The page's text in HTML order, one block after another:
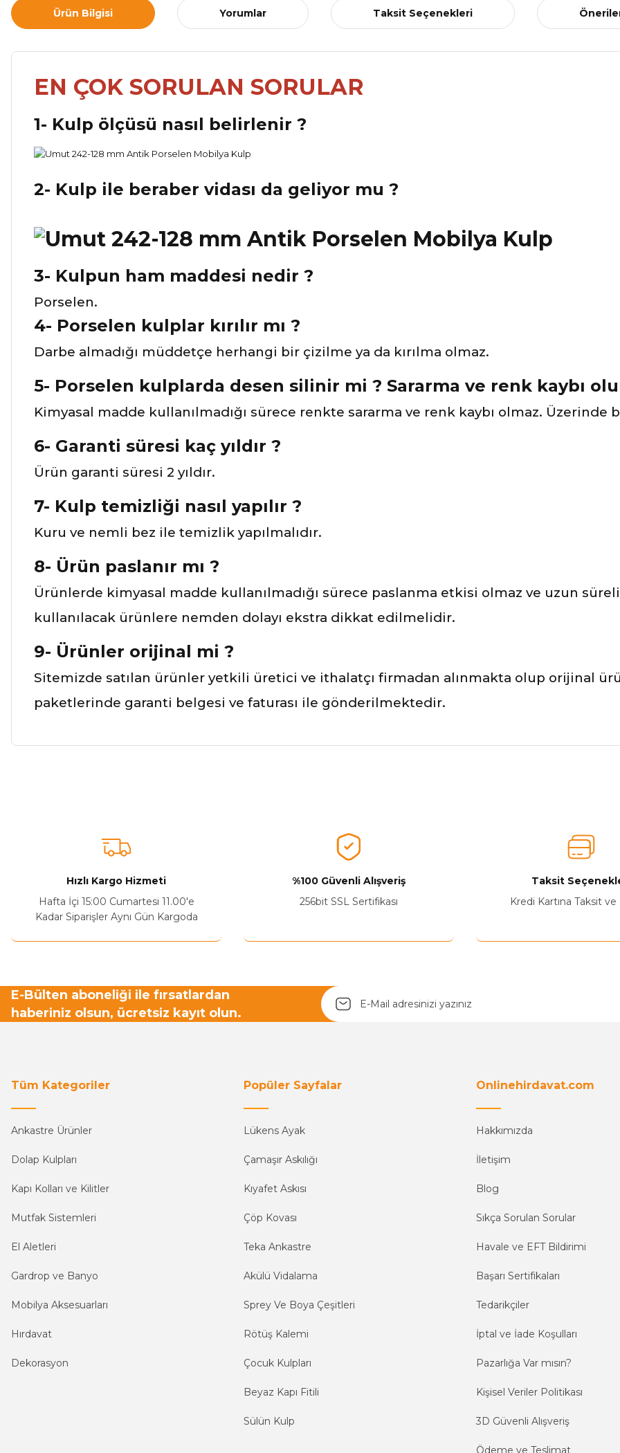
Ürün Bilgisi Yorumlar Taksit Seçenekleri
EN ÇOK SORULAN SORULAR
1- Kulp ölçüsü nasıl belirlenir ?
2- Kulp ile beraber vidası da geliyor mu ?
3- Kulpun ham maddesi nedir ?
Porselen.
4- Porselen kulplar kırılır mı ?
Darbe almadığı müddetçe herhangi bir çizilme ya da kırılma olmaz.
5- Porselen kulplarda desen silinir mi ? Sararma ve renk kaybı
Kimyasal madde kullanılmadığı sürece renkte sararma ve renk kaybı olmaz.
6- Garanti süresi kaç yıldır ?
Ürün garanti süresi 2 yıldır.
7- Kulp temizliği nasıl yapılır ?
Kuru ve nemli bez ile temizlik yapılmalıdır.
8- Ürün paslanır mı ?
Ürünlerde kimyasal madde kullanılmadığı sürece paslanma etkisi olmaz ve uzun
kullanılacak ürünlere nemden dolayı ekstra dikkat edilmelidir.
9- Ürünler orijinal mi ?
Sitemizde satılan ürünler yetkili üretici ve ithalatçı firmadan alınmakta olup orijinal
paketlerinde garanti belgesi ve faturası ile gönderilmektedir.
Ürün açıklamasında eksik bilgiler bulunuyor.
Bu ürüne benzer farklı alternatifler olmalı.
Yetkiliye Gönder
Hızlı Kargo Hizmeti
Hafta İçi 15:00 Cumartesi 11.00'e
Kadar Siparişler Aynı Gün Kargoda
%100 Güvenli Alışveriş
256bit SSL Sertifikası
Taksit
Kredi Kartına Taksit ve
E-Bülten aboneliği ile fırsatlardan
haberiniz olsun, ücretsiz kayıt olun.
Tüm Kategoriler
Ankastre Ürünler
Dolap Kulpları
Kapı Kolları ve Kilitler
Mutfak Sistemleri
El Aletleri
Gardrop ve Banyo
Mobilya Aksesuarları
Hırdavat
Dekorasyon
Popüler Sayfalar
Lükens Ayak
Çamaşır Askılığı
Kıyafet Askısı
Çöp Kovası
Teka Ankastre
Akülü Vidalama
Sprey Ve Boya Çeşitleri
Rötüş Kalemi
Çocuk Kulpları
Beyaz Kapı Fitili
Sülün Kulp
Onlinehirdavat.com
Hakkımızda
İletişim
Blog
Sıkça Sorulan Sorular
Havale ve EFT Bildirimi
Başarı Sertifikaları
Tedarikçiler
İptal ve İade Koşulları
Pazarlığa Var mısın?
Kişisel Veriler Politikası
3D Güvenli Alışveriş
Ödeme ve Teslimat